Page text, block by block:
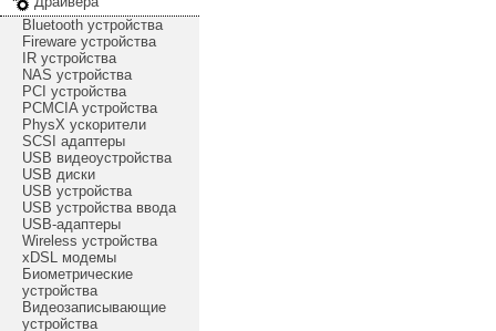
Bluetooth устройства
Fireware устройства
IR устройства
NAS устройства
PCI устройства
PCMCIA устройства
PhysX ускорители
SCSI адаптеры
USB видеоустройства
USB диски
USB устройства
USB устройства ввода
USB-адаптеры
Wireless устройства
xDSL модемы
Биометрические
устройства
Видеозаписывающие
устройства